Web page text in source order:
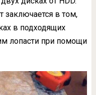
заключается в том,
в подходящих
лопасти при помощи